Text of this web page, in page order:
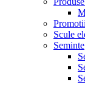
Promotii
Scule
Seminte